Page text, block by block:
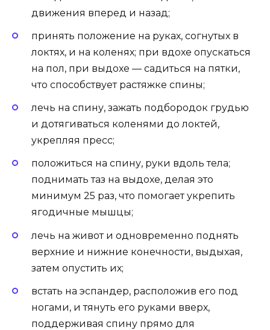
движения вперед и назад;
принять положение на руках, согнутых в
локтях, и на коленях; при вдохе опускаться
на пол, при выдохе — садиться на пятки,
что способствует растяжке спины;
лечь на спину, зажать подбородок грудью
и дотягиваться коленями до локтей,
укрепляя пресс;
положиться на спину, руки вдоль тела;
поднимать таз на выдохе, делая это
минимум 25 раз, что помогает укрепить
ягодичные мышцы;
лечь на живот и одновременно поднять
верхние и нижние конечности, выдыхая,
затем опустить их;
встать на эспандер, расположив его под
ногами, и тянуть его руками вверх,
поддерживая спину прямо для